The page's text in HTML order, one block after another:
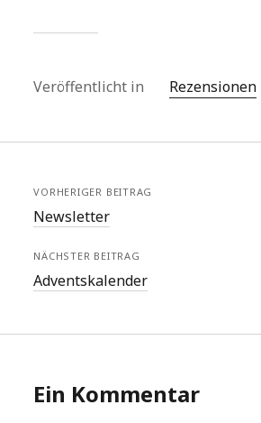
Veröffentlicht in Rezensionen
VORHERIGER BEITRAG
Newsletter
NÄCHSTER BEITRAG
Adventskalender
Ein Kommentar